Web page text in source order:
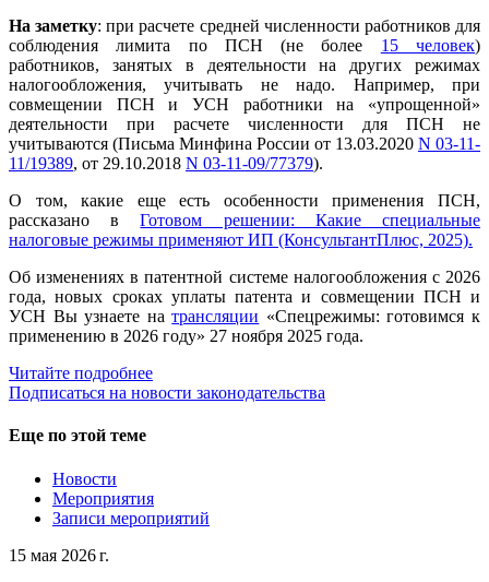
На заметку: при расчете средней численности работников для
соблюдения лимита по ПСН (не более 15 человек)
работников, занятых в деятельности на других режимах
налогообложения, учитывать не надо. Например, при
совмещении ПСН и УСН работники на «упрощенной»
деятельности при расчете численности для ПСН не
учитываются (Письма Минфина России от 13.03.2020 N 03-11-
11/19389, от 29.10.2018 N 03-11-09/77379).
О том, какие еще есть особенности применения ПСН,
рассказано вГотовом решении: Какие специальные
налоговые режимы применяют ИП (КонсультантПлюс, 2025).
Об изменениях в патентной системе налогообложения с 2026
года, новых сроках уплаты патента и совмещении ПСН и
УСН Вы узнаете натрансляции «Спецрежимы: готовимся к
применению в 2026 году» 27 ноября 2025 года.
Читайте подробнее
Подписаться на новости законодательства
Еще по этой теме
Новости
Мероприятия
Записи мероприятий
15 мая 2026 г.